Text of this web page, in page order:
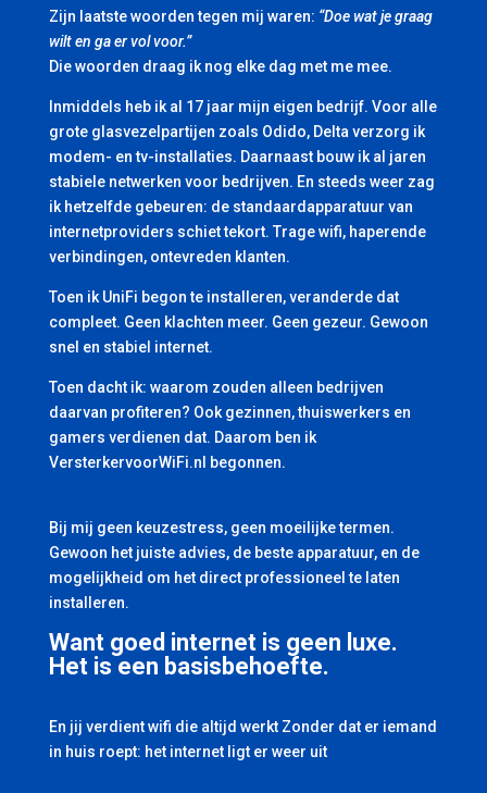
Zijn laatste woorden tegen mij waren: “Doe wat je graag
wilt en ga er vol voor.”
Die woorden draag ik nog elke dag met me mee.
Inmiddels heb ik al 17 jaar mijn eigen bedrijf. Voor alle
grote glasvezelpartijen zoals Odido, Delta verzorg ik
modem- en tv-installaties. Daarnaast bouw ik al jaren
stabiele netwerken voor bedrijven. En steeds weer zag
ik hetzelfde gebeuren: de standaardapparatuur van
internetproviders schiet tekort. Trage wifi, haperende
verbindingen, ontevreden klanten.
Toen ik UniFi begon te installeren, veranderde dat
compleet. Geen klachten meer. Geen gezeur. Gewoon
snel en stabiel internet.
Toen dacht ik: waarom zouden alleen bedrijven
daarvan profiteren? Ook gezinnen, thuiswerkers en
gamers verdienen dat. Daarom ben ik
VersterkervoorWiFi.nl begonnen.
Bij mij geen keuzestress, geen moeilijke termen.
Gewoon het juiste advies, de beste apparatuur, en de
mogelijkheid om het direct professioneel te laten
installeren.
Want goed internet is geen luxe.
Het is een basisbehoefte.
En jij verdient wifi die altijd werkt Zonder dat er iemand
in huis roept: het internet ligt er weer uit